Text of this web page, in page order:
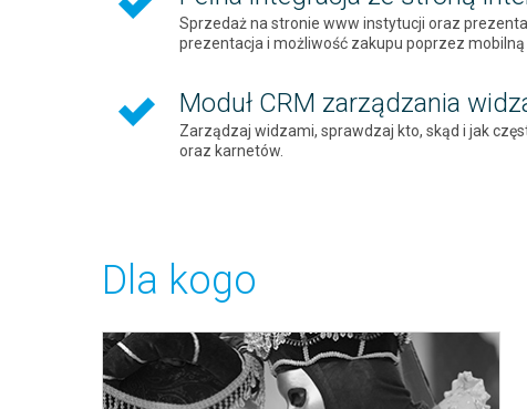
Sprzedaż na stronie www instytucji oraz
prezentacja i możliwość zakupu poprzez
Moduł CRM zarządzania
Zarządzaj widzami, sprawdzaj kto, skąd i jak
oraz karnetów.
Dla kogo